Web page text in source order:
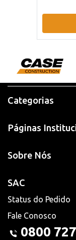
Categorias
Páginas
Sobre Nós
SAC
Status do Pedido
Fale Conosco
0800